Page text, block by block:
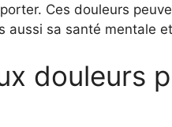
Ces douleurs
aussi sa santé mentale
douleurs